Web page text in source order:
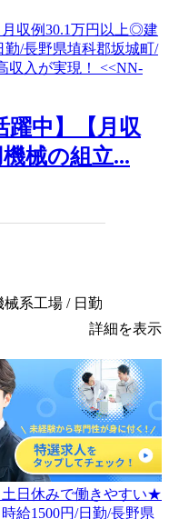
躍中】【月収
械の組立...
系工場 / 日勤
詳細を表示